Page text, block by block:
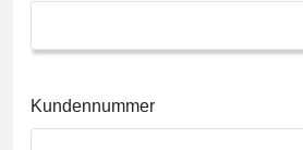
Kundennummer